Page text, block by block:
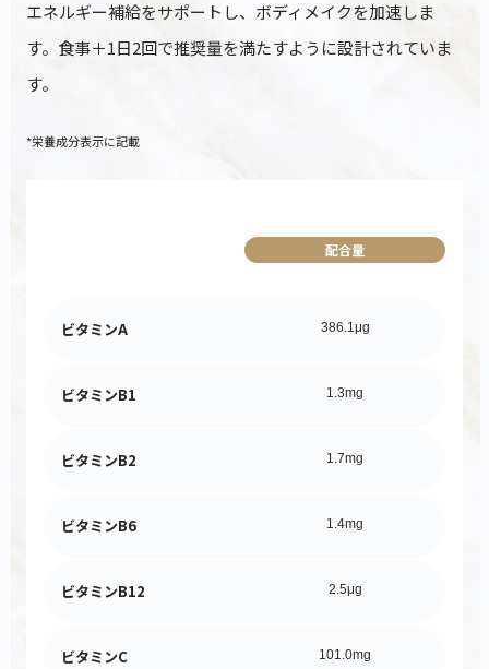
エネルギー補給をサポートし、ボディメイクを加速しま
す。食事＋1日2回で推奨量を満たすように設計されていま
す。
*栄養成分表示に記載
配合量
ビタミンA 386.1μg
ビタミンB1 1.3mg
ビタミンB2 1.7mg
ビタミンB6 1.4mg
ビタミンB12 2.5μg
ビタミンC 101.0mg